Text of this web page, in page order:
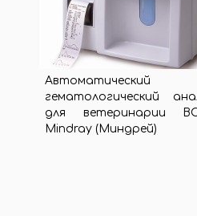
Автоматический
гематологический
для ветеринарии ВС-
Mindray (Миндрей)